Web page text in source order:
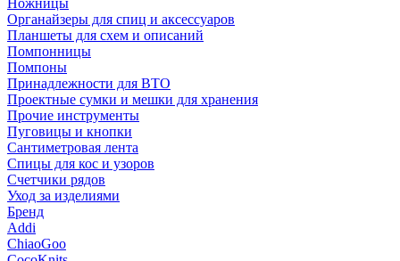
Ножницы
Органайзеры для спиц и аксессуаров
Планшеты для схем и описаний
Помпонницы
Помпоны
Принадлежности для ВТО
Проектные сумки и мешки для хранения
Прочие инструменты
Пуговицы и кнопки
Сантиметровая лента
Спицы для кос и узоров
Счетчики рядов
Уход за изделиями
Бренд
Addi
ChiaoGoo